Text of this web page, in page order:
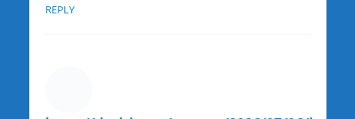
REPLY